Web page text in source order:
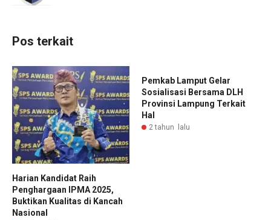
Pos terkait
Harian Kandidat Raih
Penghargaan IPMA 2025,
Buktikan Kualitas di Kancah
Nasional
Pemkab Lamput Gelar
Sosialisasi Bersama DLH
Provinsi Lampung Terkait
Hal
2 tahun lalu